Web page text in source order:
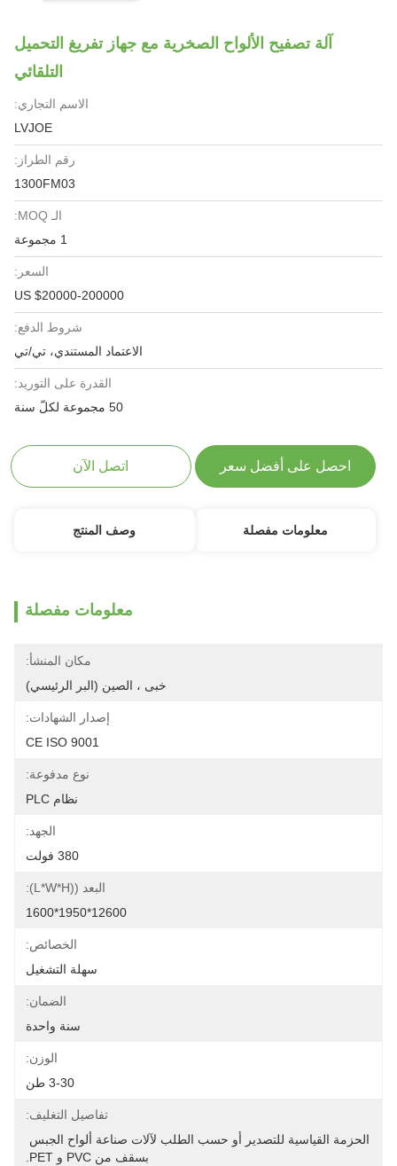
آلة تصفيح الألواح الصخرية مع جهاز تفريغ التحميل
التلقائي
الاسم التجاري:
LVJOE
رقم الطراز:
1300FM03
الـ MOQ:
1 مجموعة
السعر:
US $20000-200000
شروط الدفع:
الاعتماد المستندي، تي/تي
القدرة على التوريد:
50 مجموعة لكلّ سنة
احصل على أفضل سعر اتصل الآن
معلومات مفصلة وصف المنتج
معلومات مفصلة
مكان المنشأ:
خبى ، الصين (البر الرئيسي)
إصدار الشهادات:
CE ISO 9001
نوع مدفوعة:
نظام PLC
الجهد:
380 فولت
البعد ((L*W*H):
12600*1950*1600
الخصائص:
سهلة التشغيل
الضمان:
سنة واحدة
الوزن:
3-30 طن
تفاصيل التغليف:
بسقف من PVC و PET.